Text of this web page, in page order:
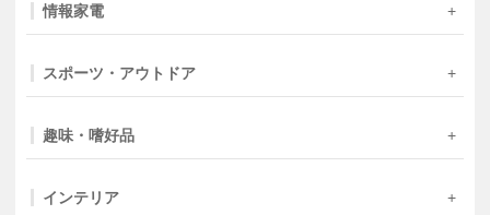
情報家電
スポーツ・アウトドア
趣味・嗜好品
インテリア